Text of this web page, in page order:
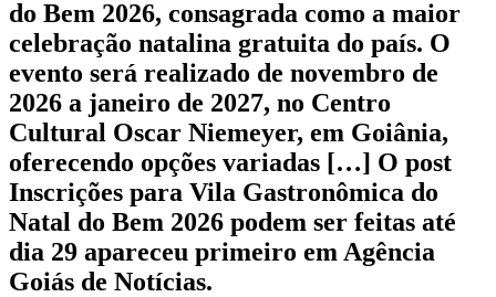
do Bem 2026, consagrada como a maior
celebração natalina gratuita do país. O
evento será realizado de novembro de
2026 a janeiro de 2027, no Centro
Cultural Oscar Niemeyer, em Goiânia,
oferecendo opções variadas […] O post
Inscrições para Vila Gastronômica do
Natal do Bem 2026 podem ser feitas até
dia 29 apareceu primeiro em Agência
Goiás de Notícias.